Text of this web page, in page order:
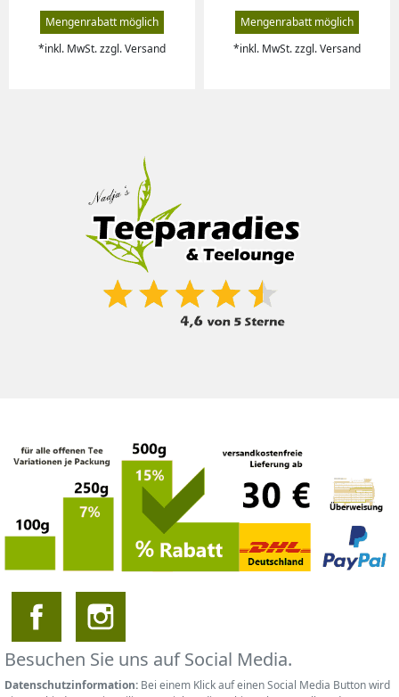
Mengenrabatt möglich
*inkl. MwSt. zzgl. Versand
Mengenrabatt möglich
*inkl. MwSt. zzgl. Versand
Besuchen Sie uns auf Social Media.
Datenschutzinformation: Bei einem Klick auf einen Social Media Button wird